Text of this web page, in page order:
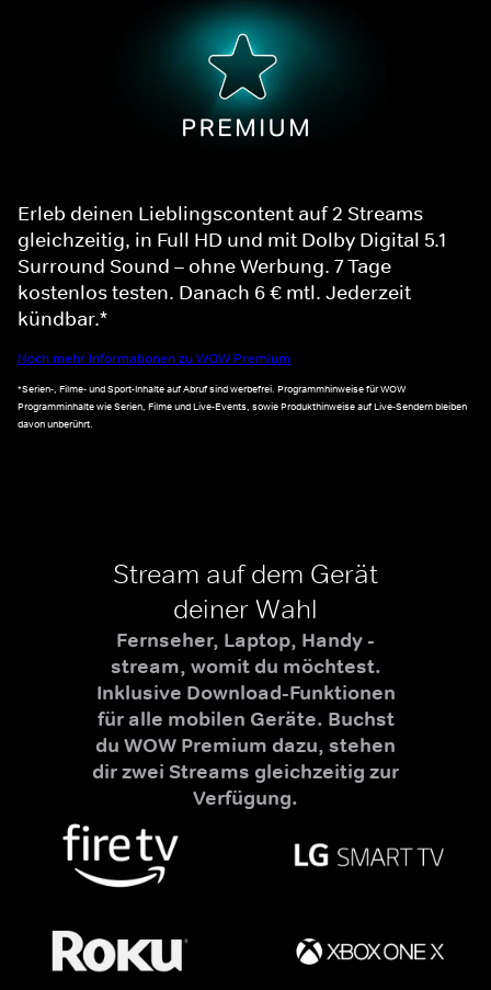
Erleb deinen Lieblingscontent auf 2 Streams
gleichzeitig, in Full HD und mit Dolby Digital 5.1
Surround Sound – ohne Werbung. 7 Tage
kostenlos testen. Danach 6 € mtl. Jederzeit
kündbar.*
Noch mehr Informationen zu WOW Premium
*Serien-, Filme- und Sport-Inhalte auf Abruf sind werbefrei. Programmhinweise für WOW
Programminhalte wie Serien, Filme und Live-Events, sowie Produkthinweise auf Live-Sendern bleiben
davon unberührt.
Stream auf dem Gerät
deiner Wahl
Fernseher, Laptop, Handy -
stream, womit du möchtest.
Inklusive Download-Funktionen
für alle mobilen Geräte. Buchst
du WOW Premium dazu, stehen
dir zwei Streams gleichzeitig zur
Verfügung.